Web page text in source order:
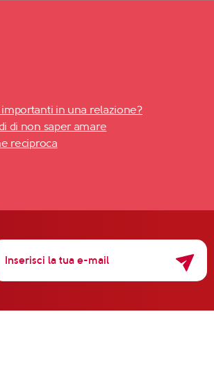
in una relazione?
di non saper amare
reciproca